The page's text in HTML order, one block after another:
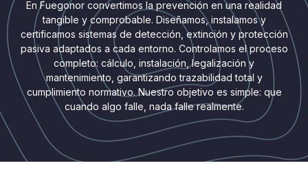
En Fuegonor convertimos la prevención en una realidad
tangible y comprobable. Diseñamos, instalamos y
certificamos sistemas de detección, extinción y protección
pasiva adaptados a cada entorno. Controlamos el proceso
completo: cálculo, instalación, legalización y
mantenimiento, garantizando trazabilidad total y
cumplimiento normativo. Nuestro objetivo es simple: que
cuando algo falle, nada falle realmente.